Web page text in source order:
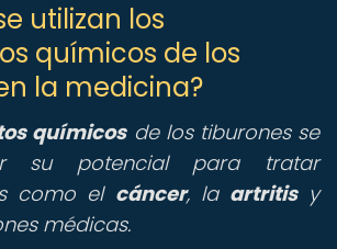
utilizan los
químicos de los
la medicina?
químicosde los tiburones se
su potencial para tratar
como el cáncer, la artritisy
médicas.